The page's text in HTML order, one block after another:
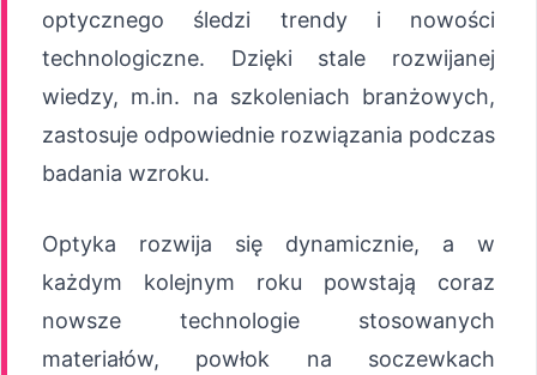
optycznego śledzi trendy i nowości
technologiczne. Dzięki stale rozwijanej
wiedzy, m.in. na szkoleniach branżowych,
zastosuje odpowiednie rozwiązania podczas
badania wzroku.
Optyka rozwija się dynamicznie, a w
każdym kolejnym roku powstają coraz
nowsze technologie stosowanych
materiałów, powłok na soczewkach